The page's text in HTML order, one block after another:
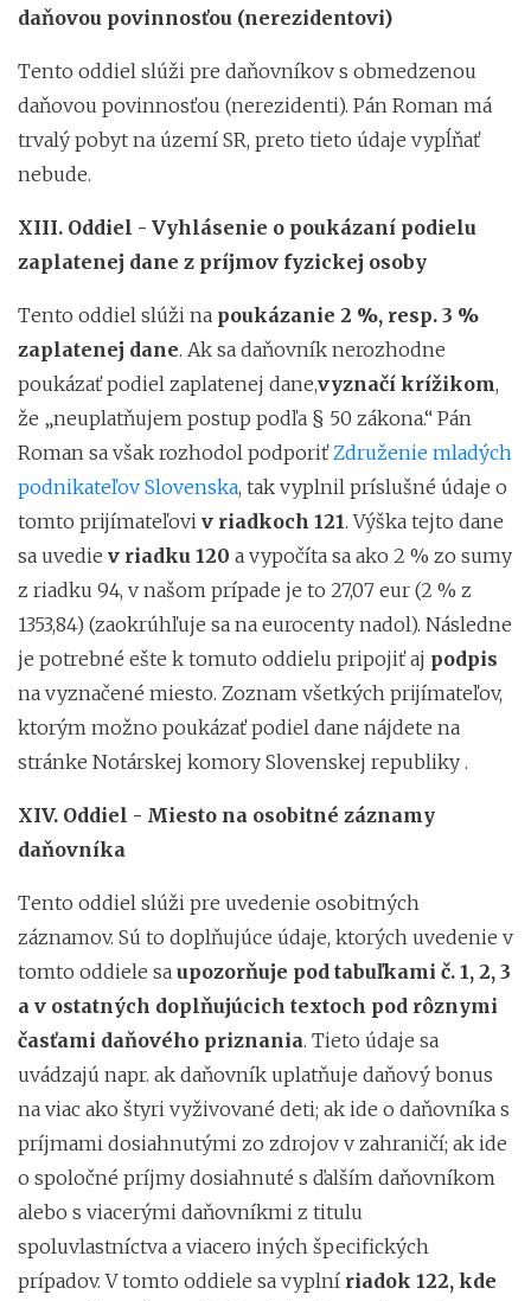
daňovou povinnosťou (nerezidentovi)
Tento oddiel slúži pre daňovníkov s obmedzenou
daňovou povinnosťou (nerezidenti). Pán Roman má
trvalý pobyt na území SR, preto tieto údaje vypĺňať
nebude.
XIII. Oddiel - Vyhlásenie o poukázaní podielu
zaplatenej dane z príjmov fyzickej osoby
Tento oddiel slúži na poukázanie 2 %, resp. 3 %
zaplatenej dane. Ak sa daňovník nerozhodne
poukázať podiel zaplatenej dane,vyznačí krížikom,
že „neuplatňujem postup podľa § 50 zákona.“ Pán
Roman sa však rozhodol podporiť Združenie mladých
podnikateľov Slovenska, tak vyplnil príslušné údaje o
tomto prijímateľovi v riadkoch 121. Výška tejto dane
sa uvedie v riadku 120 a vypočíta sa ako 2 % zo sumy
z riadku 94, v našom prípade je to 27,07 eur (2 % z
1353,84) (zaokrúhľuje sa na eurocenty nadol). Následne
je potrebné ešte k tomuto oddielu pripojiť aj podpis
na vyznačené miesto. Zoznam všetkých prijímateľov,
ktorým možno poukázať podiel dane nájdete na
stránke Notárskej komory Slovenskej republiky .
XIV. Oddiel - Miesto na osobitné záznamy
daňovníka
Tento oddiel slúži pre uvedenie osobitných
záznamov. Sú to doplňujúce údaje, ktorých uvedenie v
tomto oddiele sa upozorňuje pod tabuľkami č. 1, 2, 3
a v ostatných doplňujúcich textoch pod rôznymi
časťami daňového priznania. Tieto údaje sa
uvádzajú napr. ak daňovník uplatňuje daňový bonus
na viac ako štyri vyživované deti; ak ide o daňovníka s
príjmami dosiahnutými zo zdrojov v zahraničí; ak ide
o spoločné príjmy dosiahnuté s ďalším daňovníkom
alebo s viacerými daňovníkmi z titulu
spoluvlastníctva a viacero iných špecifických
prípadov. V tomto oddiele sa vyplní riadok 122, kde